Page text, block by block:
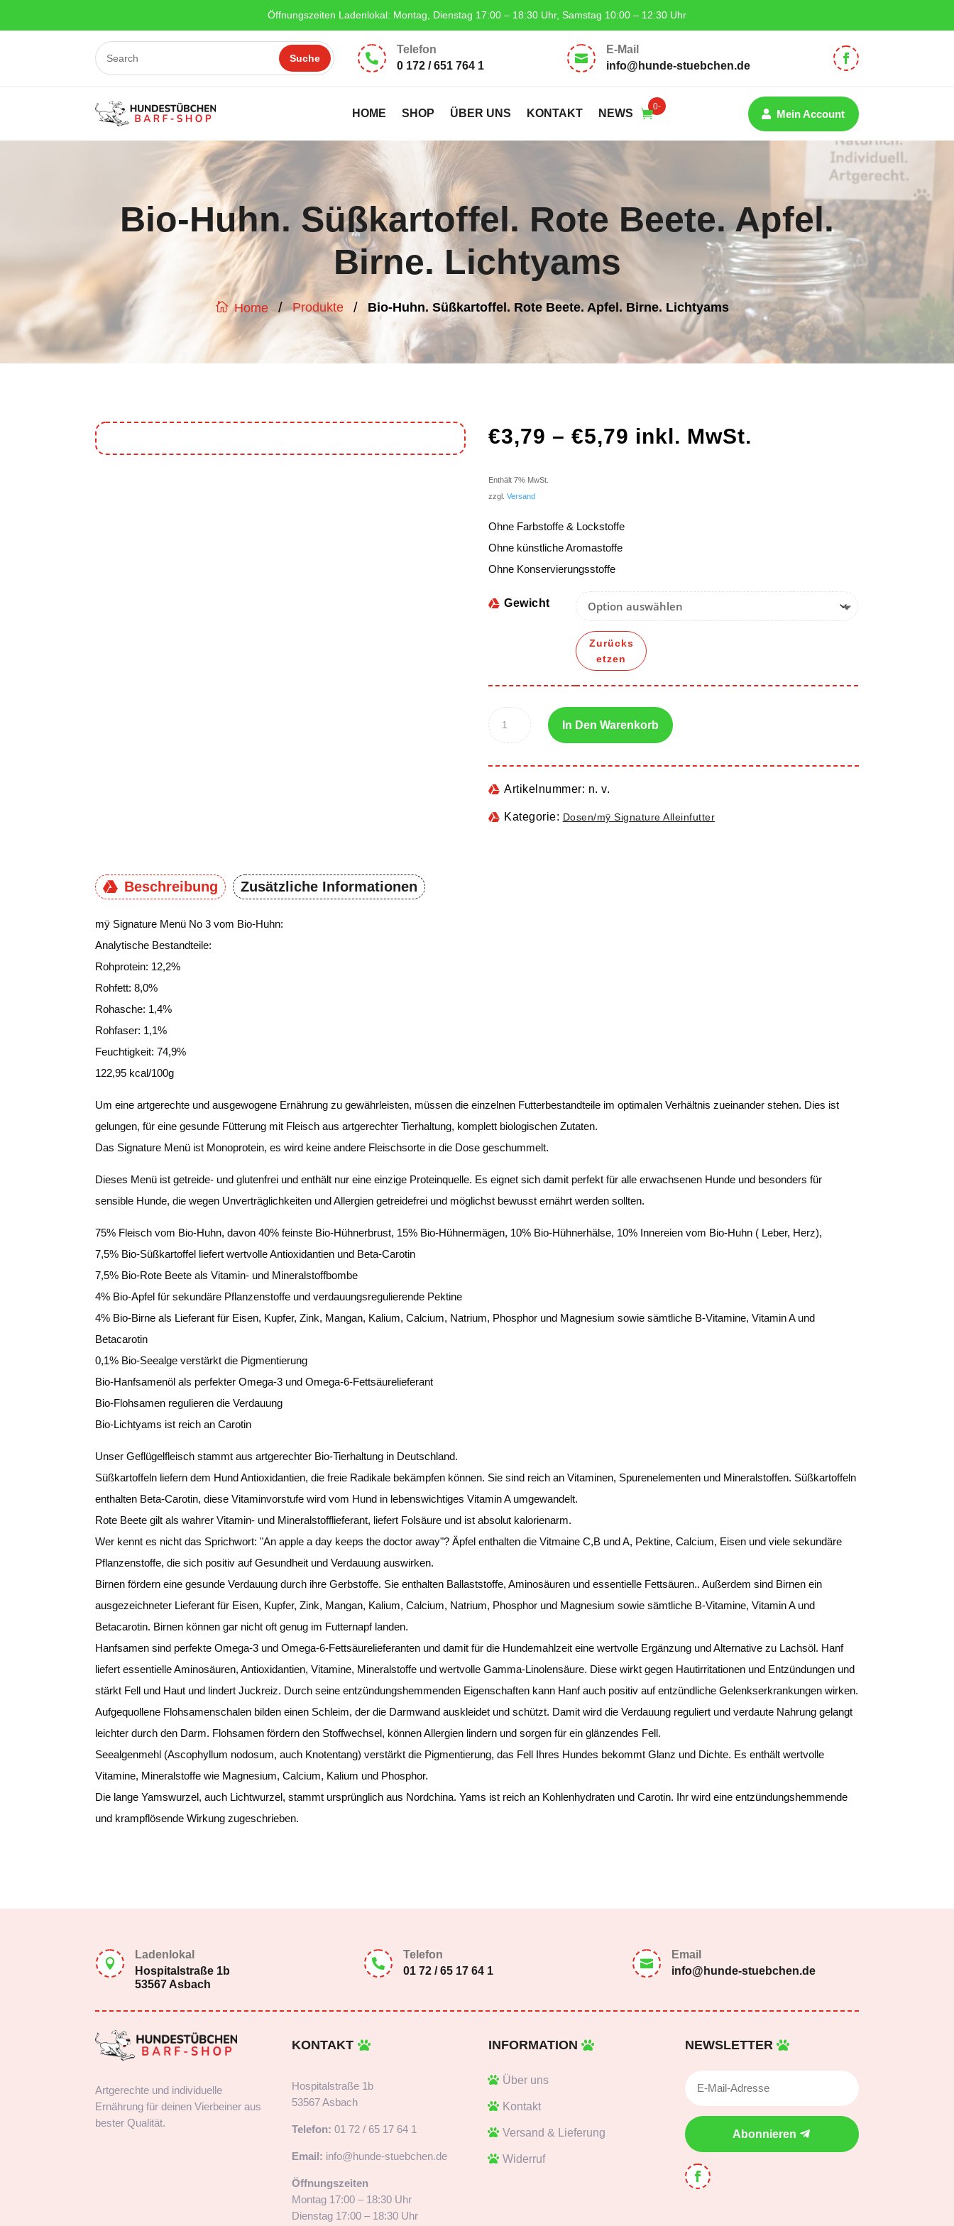
Öffnungszeiten Ladenlokal: Montag, Dienstag 17:00 – 18:30 Uhr, Samstag 10:00 – 12:30 Uhr

Telefon
0 172 / 651 764 1

E-Mail
info@hunde-stuebchen.de
HOME SHOP ÜBER UNS KONTAKT NEWS
0-
el
Mein Account
Bio-Huhn. Süßkartoffel. Rote Beete. Apfel.
Birne. Lichtyams
Home / Produkte / Bio-Huhn. Süßkartoffel. Rote Beete. Apfel. Birne. Lichtyams
€3,79 –€5,79 inkl. MwSt.
Enthält 7% MwSt.
zzgl.Versand
Ohne Farbstoffe & Lockstoffe
Ohne künstliche Aromastoffe
Ohne Konservierungsstoffe
Gewicht
Zurücks
etzen
In Den Warenkorb
Artikelnummer: n. v.
Kategorie: Dosen/mÿ Signature Alleinfutter
Beschreibung Zusätzliche Informationen
mÿ Signature Menü No 3 vom Bio-Huhn:
Analytische Bestandteile:
Rohprotein: 12,2%
Rohfett: 8,0%
Rohasche: 1,4%
Rohfaser: 1,1%
Feuchtigkeit: 74,9%
122,95 kcal/100g
Um eine artgerechte und ausgewogene Ernährung zu gewährleisten, müssen die einzelnen Futterbestandteile im optimalen Verhältnis zueinander stehen. Dies ist
gelungen, für eine gesunde Fütterung mit Fleisch aus artgerechter Tierhaltung, komplett biologischen Zutaten.
Das Signature Menü ist Monoprotein, es wird keine andere Fleischsorte in die Dose geschummelt.
Dieses Menü ist getreide- und glutenfrei und enthält nur eine einzige Proteinquelle. Es eignet sich damit perfekt für alle erwachsenen Hunde und besonders für
sensible Hunde, die wegen Unverträglichkeiten und Allergien getreidefrei und möglichst bewusst ernährt werden sollten.
75% Fleisch vom Bio-Huhn, davon 40% feinste Bio-Hühnerbrust, 15% Bio-Hühnermägen, 10% Bio-Hühnerhälse, 10% Innereien vom Bio-Huhn ( Leber, Herz),
7,5% Bio-Süßkartoffel liefert wertvolle Antioxidantien und Beta-Carotin
7,5% Bio-Rote Beete als Vitamin- und Mineralstoffbombe
4% Bio-Apfel für sekundäre Pflanzenstoffe und verdauungsregulierende Pektine
4% Bio-Birne als Lieferant für Eisen, Kupfer, Zink, Mangan, Kalium, Calcium, Natrium, Phosphor und Magnesium sowie sämtliche B-Vitamine, Vitamin A und
Betacarotin
0,1% Bio-Seealge verstärkt die Pigmentierung
Bio-Hanfsamenöl als perfekter Omega-3 und Omega-6-Fettsäurelieferant
Bio-Flohsamen regulieren die Verdauung
Bio-Lichtyams ist reich an Carotin
Unser Geflügelfleisch stammt aus artgerechter Bio-Tierhaltung in Deutschland.
Süßkartoffeln liefern dem Hund Antioxidantien, die freie Radikale bekämpfen können. Sie sind reich an Vitaminen, Spurenelementen und Mineralstoffen. Süßkartoffeln
enthalten Beta-Carotin, diese Vitaminvorstufe wird vom Hund in lebenswichtiges Vitamin A umgewandelt.
Rote Beete gilt als wahrer Vitamin- und Mineralstofflieferant, liefert Folsäure und ist absolut kalorienarm.
Wer kennt es nicht das Sprichwort: "An apple a day keeps the doctor away"? Äpfel enthalten die Vitmaine C,B und A, Pektine, Calcium, Eisen und viele sekundäre
Pflanzenstoffe, die sich positiv auf Gesundheit und Verdauung auswirken.
Birnen fördern eine gesunde Verdauung durch ihre Gerbstoffe. Sie enthalten Ballaststoffe, Aminosäuren und essentielle Fettsäuren.. Außerdem sind Birnen ein
ausgezeichneter Lieferant für Eisen, Kupfer, Zink, Mangan, Kalium, Calcium, Natrium, Phosphor und Magnesium sowie sämtliche B-Vitamine, Vitamin A und
Betacarotin. Birnen können gar nicht oft genug im Futternapf landen.
Hanfsamen sind perfekte Omega-3 und Omega-6-Fettsäurelieferanten und damit für die Hundemahlzeit eine wertvolle Ergänzung und Alternative zu Lachsöl. Hanf
liefert essentielle Aminosäuren, Antioxidantien, Vitamine, Mineralstoffe und wertvolle Gamma-Linolensäure. Diese wirkt gegen Hautirritationen und Entzündungen und
stärkt Fell und Haut und lindert Juckreiz. Durch seine entzündungshemmenden Eigenschaften kann Hanf auch positiv auf entzündliche Gelenkserkrankungen wirken.
Aufgequollene Flohsamenschalen bilden einen Schleim, der die Darmwand auskleidet und schützt. Damit wird die Verdauung reguliert und verdaute Nahrung gelangt
leichter durch den Darm. Flohsamen fördern den Stoffwechsel, können Allergien lindern und sorgen für ein glänzendes Fell.
Seealgenmehl (Ascophyllum nodosum, auch Knotentang) verstärkt die Pigmentierung, das Fell Ihres Hundes bekommt Glanz und Dichte. Es enthält wertvolle
Vitamine, Mineralstoffe wie Magnesium, Calcium, Kalium und Phosphor.
Die lange Yamswurzel, auch Lichtwurzel, stammt ursprünglich aus Nordchina. Yams ist reich an Kohlenhydraten und Carotin. Ihr wird eine entzündungshemmende
und krampflösende Wirkung zugeschrieben.

Ladenlokal
Hospitalstraße 1b
53567 Asbach

Telefon
01 72 / 65 17 64 1

Email
info@hunde-stuebchen.de
Artgerechte und individuelle
Ernährung für deinen Vierbeiner aus
bester Qualität.
KONTAKT
Hospitalstraße 1b
53567 Asbach
Telefon: 01 72 / 65 17 64 1
Email: info@hunde-stuebchen.de
Öffnungszeiten
Montag 17:00 – 18:30 Uhr
Dienstag 17:00 – 18:30 Uhr
INFORMATION
Über uns
Kontakt
Versand & Lieferung
Widerruf
NEWSLETTER
Abonnieren